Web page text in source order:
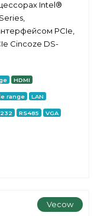
Intel®
PCIe,
Cincoze DS-
HDMI
range LAN
RS485 VGA
Vecow